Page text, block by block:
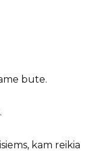
bute.
kam reikia